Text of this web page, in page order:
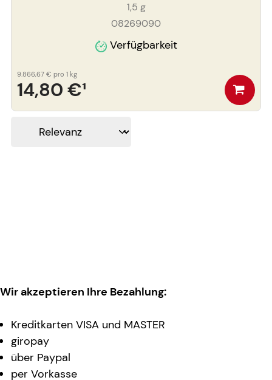
1,5 g
08269090
Verfügbarkeit
14,80 €¹
9.866,67 € pro 1 kg
Wir akzeptieren Ihre Bezahlung:
Kreditkarten VISA und MASTER
giropay
über Paypal
per Vorkasse